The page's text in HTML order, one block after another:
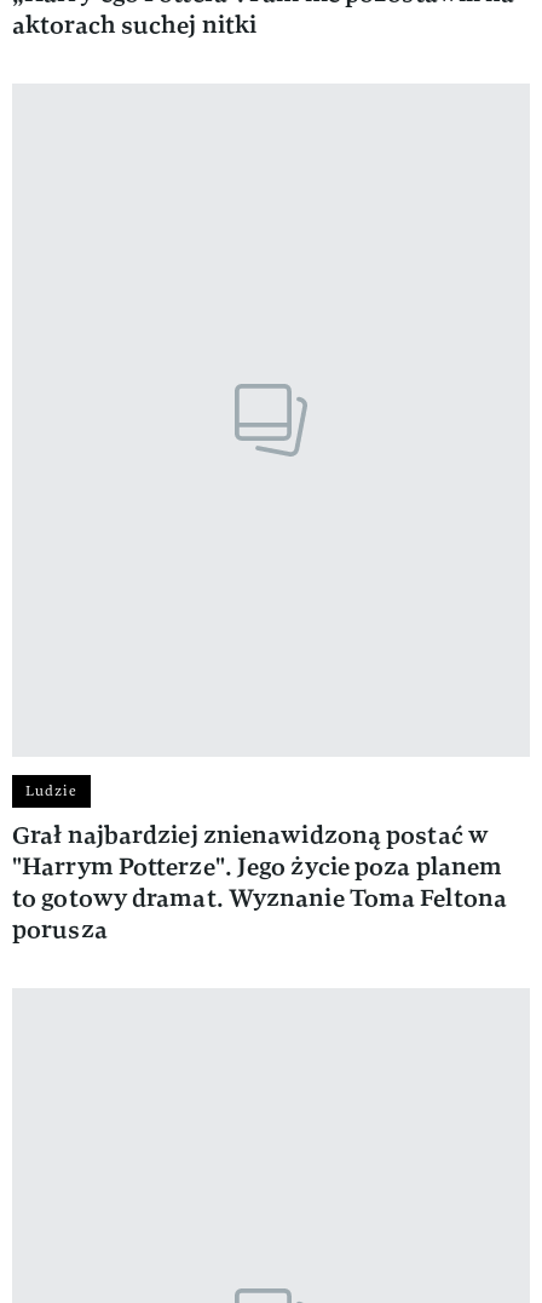
aktorach suchej nitki
Ludzie
Grał najbardziej znienawidzoną postać w
"Harrym Potterze". Jego życie poza planem
to gotowy dramat. Wyznanie Toma Feltona
porusza